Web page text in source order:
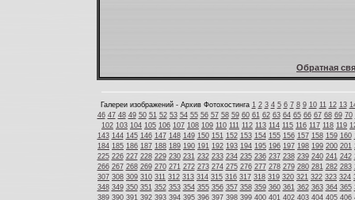
Обратная
Галереи изображений - Архив Фотохостинга 1 2 3 4 5 6 7 8 9 10 11 12 13
46 47 48 49 50 51 52 53 54 55 56 57 58 59 60 61 62 63 64 65 66 67 68 69 70
102 103 104 105 106 107 108 109 110 111 112 113 114 115 116 117 118 119
143 144 145 146 147 148 149 150 151 152 153 154 155 156 157 158 159 160
184 185 186 187 188 189 190 191 192 193 194 195 196 197 198 199 200 201
225 226 227 228 229 230 231 232 233 234 235 236 237 238 239 240 241 242
266 267 268 269 270 271 272 273 274 275 276 277 278 279 280 281 282 283
307 308 309 310 311 312 313 314 315 316 317 318 319 320 321 322 323 324
348 349 350 351 352 353 354 355 356 357 358 359 360 361 362 363 364 365
389 390 391 392 393 394 395 396 397 398 399 400 401 402 403 404 405 406